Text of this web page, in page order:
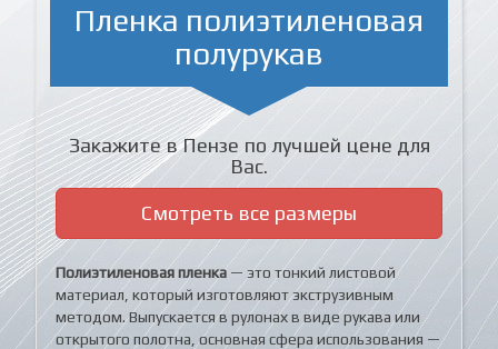
Пленка полиэтиленовая
полурукав
Закажите в Пензе по лучшей цене для
Вас.
Смотреть все размеры
Полиэтиленовая пленка — это тонкий листовой
материал, который изготовляют экструзивным
методом. Выпускается в рулонах в виде рукава или
открытого полотна, основная сфера использования —